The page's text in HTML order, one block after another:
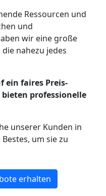
Ressourcen und
und
wir eine große
nahezu jedes
ein faires Preis-
professionelle
unserer Kunden in
um sie zu
erhalten